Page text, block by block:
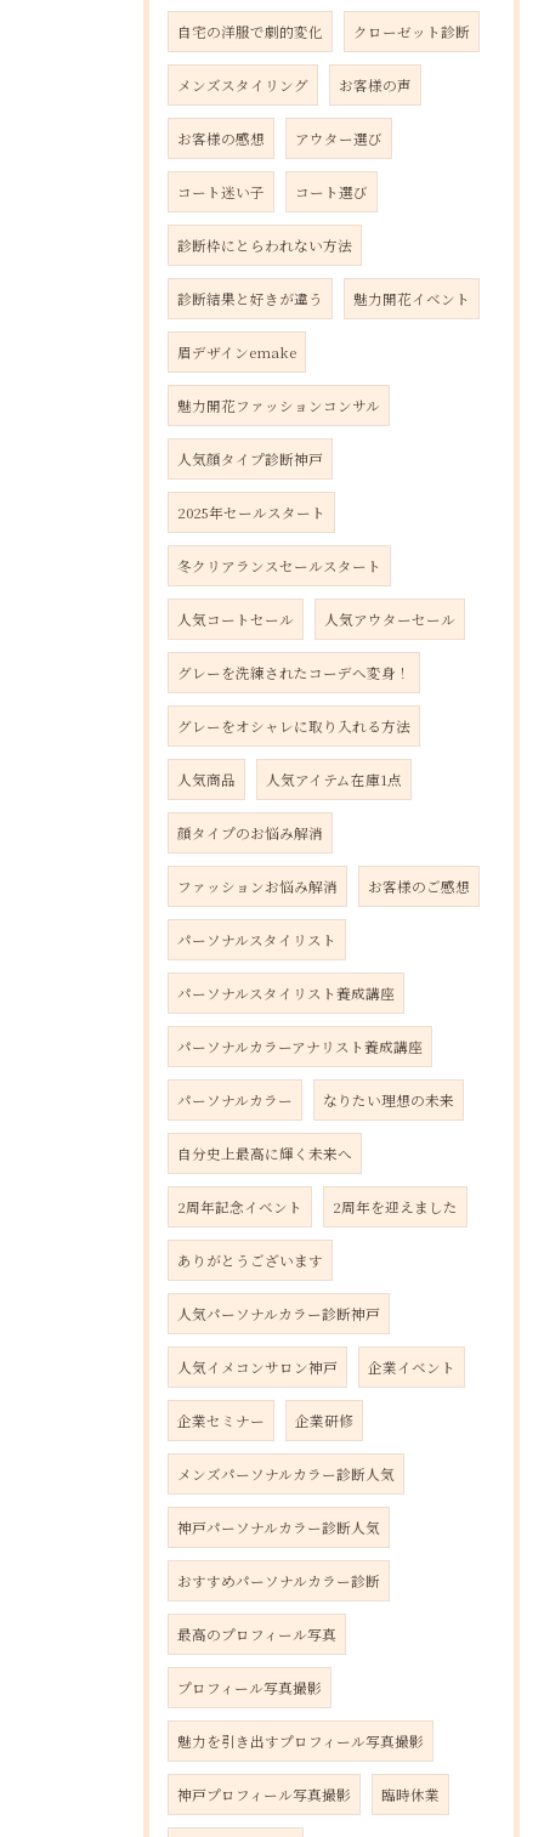
自宅の洋服で劇的変化 クローゼット診断
メンズスタイリング お客様の声
お客様の感想 アウター選び
コート迷い子 コート選び
診断枠にとらわれない方法
診断結果と好きが違う 魅力開花イベント
眉デザインemake
魅力開花ファッションコンサル
人気顔タイプ診断神戸
2025年セールスタート
冬クリアランスセールスタート
人気コートセール 人気アウターセール
グレーを洗練されたコーデへ変身！
グレーをオシャレに取り入れる方法
人気商品 人気アイテム在庫1点
顔タイプのお悩み解消
ファッションお悩み解消 お客様のご感想
パーソナルスタイリスト
パーソナルスタイリスト養成講座
パーソナルカラーアナリスト養成講座
パーソナルカラー なりたい理想の未来
自分史上最高に輝く未来へ
2周年記念イベント 2周年を迎えました
ありがとうございます
人気パーソナルカラー診断神戸
人気イメコンサロン神戸 企業イベント
企業セミナー 企業研修
メンズパーソナルカラー診断人気
神戸パーソナルカラー診断人気
おすすめパーソナルカラー診断
最高のプロフィール写真
プロフィール写真撮影
魅力を引き出すプロフィール写真撮影
神戸プロフィール写真撮影 臨時休業